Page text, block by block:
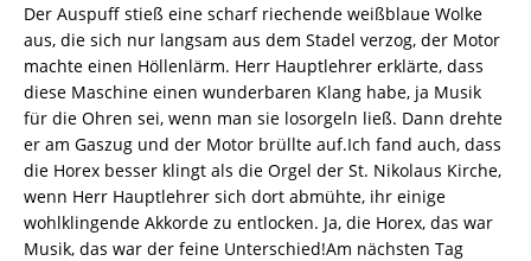
Der Auspuff stieß eine scharf riechende weißblaue Wolke
aus, die sich nur langsam aus dem Stadel verzog, der Motor
machte einen Höllenlärm. Herr Hauptlehrer erklärte, dass
diese Maschine einen wunderbaren Klang habe, ja Musik
für die Ohren sei, wenn man sie losorgeln ließ. Dann drehte
er am Gaszug und der Motor brüllte auf.Ich fand auch, dass
die Horex besser klingt als die Orgel der St. Nikolaus Kirche,
wenn Herr Hauptlehrer sich dort abmühte, ihr einige
wohlklingende Akkorde zu entlocken. Ja, die Horex, das war
Musik, das war der feine Unterschied!Am nächsten Tag